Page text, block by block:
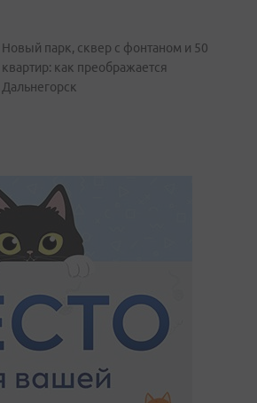
Новый парк, сквер с фонтаном и 50
квартир: как преображается
Дальнегорск